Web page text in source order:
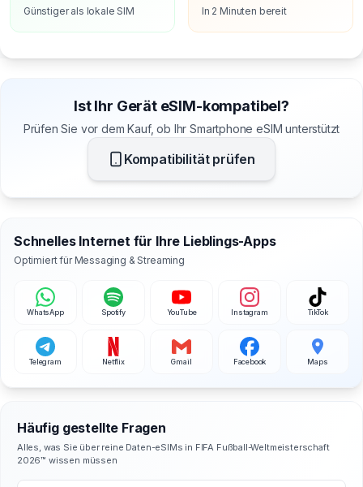
Günstiger als lokale SIM In 2 Minuten bereit
Ist Ihr Gerät eSIM-kompatibel?
Prüfen Sie vor dem Kauf, ob Ihr Smartphone eSIM unterstützt
Kompatibilität prüfen
Schnelles Internet für Ihre Lieblings-Apps
Optimiert für Messaging & Streaming
WhatsApp Spotify YouTube Instagram TikTok
Telegram Netflix Gmail Facebook Maps
Häufig gestellte Fragen
Alles, was Sie über reine Daten-eSIMs in FIFA Fußball-Weltmeisterschaft
2026™ wissen müssen